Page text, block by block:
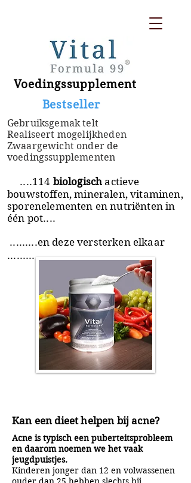
Voedingssupplement
​ Bestseller
Gebruiksgemak telt
Realiseert mogelijkheden
Zwaargewicht onder de
voedingssupplementen
....114 biologischactieve
bouwstoffen, mineralen, vitaminen,
sporenelementen en nutriënten in
één pot....
.........en deze versterken elkaar
.........
Kan een dieet helpen bij acne?
Acne is typisch een puberteitsprobleem
en daarom noemen we het vaak
jeugdpuistjes.
Kinderen jonger dan 12 en volwassenen